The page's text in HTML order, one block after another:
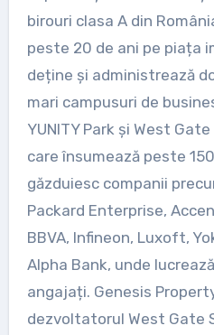
birouri clasa A din
peste 20 de ani pe piața
deține și administrează
mari campusuri de
YUNITY Park și West
care însumează peste
găzduiesc companii
Packard Enterprise,
BBVA, Infineon, Luxoft,
Alpha Bank, unde
angajați. Genesis
dezvoltatorul West Gate